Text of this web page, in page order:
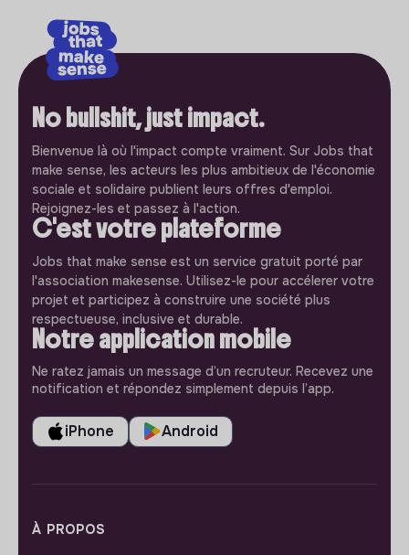
No bullshit, just impact.
Bienvenue là où l'impact compte vraiment. Sur Jobs that
make sense, les acteurs les plus ambitieux de l'économie
sociale et solidaire publient leurs offres d'emploi.
Rejoignez-les et passez à l'action.
C'est votre plateforme
Jobs that make sense est un service gratuit porté par
l'association makesense. Utilisez-le pour accélerer votre
projet et participez à construire une société plus
respectueuse, inclusive et durable.
Notre application mobile
Ne ratez jamais un message d’un recruteur. Recevez une
notification et répondez simplement depuis l’app.
iPhone Android
À PROPOS